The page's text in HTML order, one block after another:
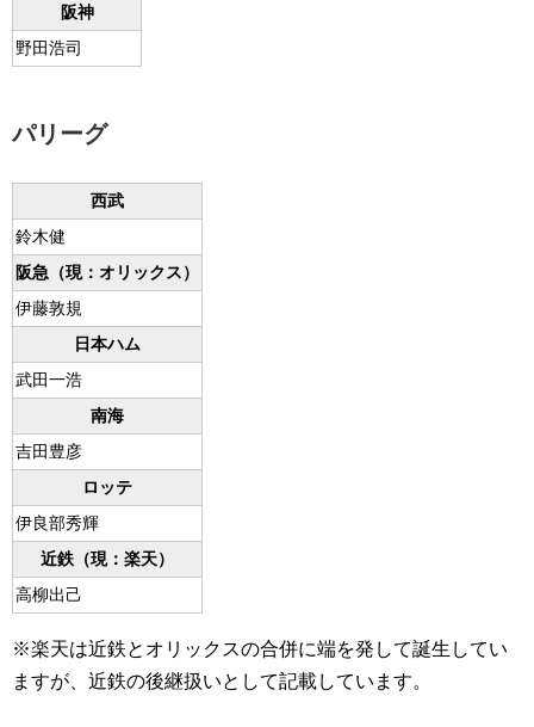
阪神
野田浩司
パリーグ
西武
鈴木健
阪急（現：オリックス）
伊藤敦規
日本ハム
武田一浩
南海
吉田豊彦
ロッテ
伊良部秀輝
近鉄（現：楽天）
高柳出己
※楽天は近鉄とオリックスの合併に端を発して誕生してい
ますが、近鉄の後継扱いとして記載しています。